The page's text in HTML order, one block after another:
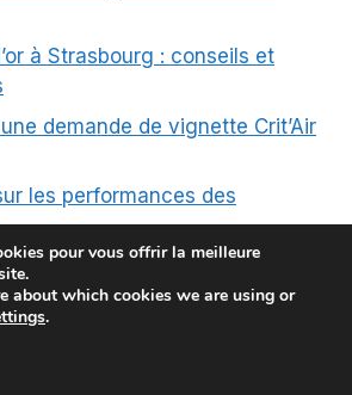
à Strasbourg : conseils et
demande de vignette Crit’Air
les performances des
pour vous offrir la meilleure
about which cookies we are using or
.